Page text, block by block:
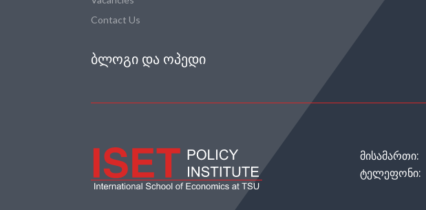
Contact Us
ᲑᲚᲝᲒᲘ ᲓᲐ ᲝᲞᲔᲓᲘ
ᲛᲘᲡᲐᲛᲐᲠᲗᲘ:
ᲢᲔᲚᲔᲤᲝᲜᲘ: